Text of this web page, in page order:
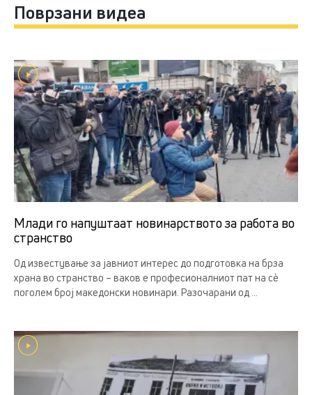
Поврзани видеа
Млади го напуштаат новинарството за работа во
странство
Од известување за јавниот интерес до подготовка на брза
храна во странство – ваков е професионалниот пат на сè
поголем број македонски новинари. Разочарани од ...